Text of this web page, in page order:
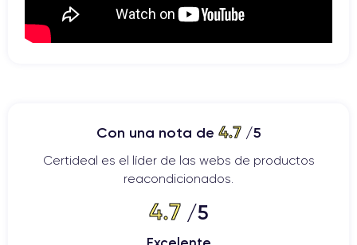
Con una nota de 4.7/5
Certideal es el líder de las webs de productos
reacondicionados.
4.7/5